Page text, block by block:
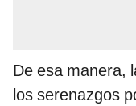
De esa manera,
los serenazgos